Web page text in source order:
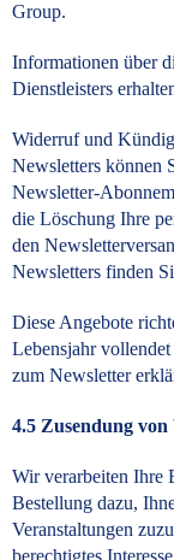
Group.
Informationen über
Dienstleisters
Widerruf und
Newsletters können
Newsletter-
die Löschung Ihre
den
Newsletters finden
Diese Angebote
Lebensjahr
zum Newsletter
4.5 Zusendung
Wir verarbeiten Ihre
Bestellung dazu,
Veranstaltungen